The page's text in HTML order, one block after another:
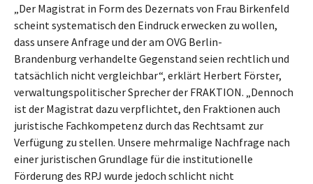
„Der Magistrat in Form des Dezernats von Frau Birkenfeld
scheint systematisch den Eindruck erwecken zu wollen,
dass unsere Anfrage und der am OVG Berlin-
Brandenburg verhandelte Gegenstand seien rechtlich und
tatsächlich nicht vergleichbar“, erklärt Herbert Förster,
verwaltungspolitischer Sprecher der FRAKTION. „Dennoch
ist der Magistrat dazu verpflichtet, den Fraktionen auch
juristische Fachkompetenz durch das Rechtsamt zur
Verfügung zu stellen. Unsere mehrmalige Nachfrage nach
einer juristischen Grundlage für die institutionelle
Förderung des RPJ wurde jedoch schlicht nicht